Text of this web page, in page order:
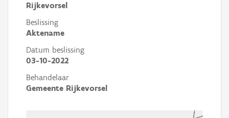
Rijkevorsel
Beslissing
Aktename
Datum beslissing
03-10-2022
Behandelaar
Gemeente Rijkevorsel